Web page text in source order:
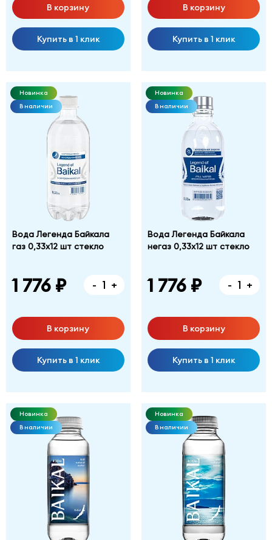
В корзину
Купить в 1 клик
В корзину
Купить в 1 клик
Новинка
В наличии
Вода Легенда Байкала
газ 0,33х12 шт стекло
1 776 ₽ - +
В корзину
Купить в 1 клик
Новинка
В наличии
Вода Легенда Байкала
негаз 0,33х12 шт стекло
1 776 ₽ - +
В корзину
Купить в 1 клик
Новинка
В наличии
Новинка
В наличии